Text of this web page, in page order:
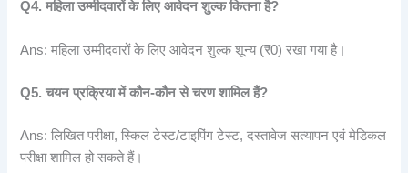
Q4.महिलाउम्मीदवारोंकेलिएआवेदनशुल्ककितनाहै?
Ans: महिला उम्मीदवारों के लिए आवेदन शुल्क शून्य (₹0) रखा गया है।
Q5.चयनप्रक्रियामेंकौन-कौनसेचरणशामिलहैं?
Ans: लिखित परीक्षा, स्किल टेस्ट/टाइपिंग टेस्ट, दस्तावेज सत्यापन एवं मेडिकल
परीक्षा शामिल हो सकते हैं।